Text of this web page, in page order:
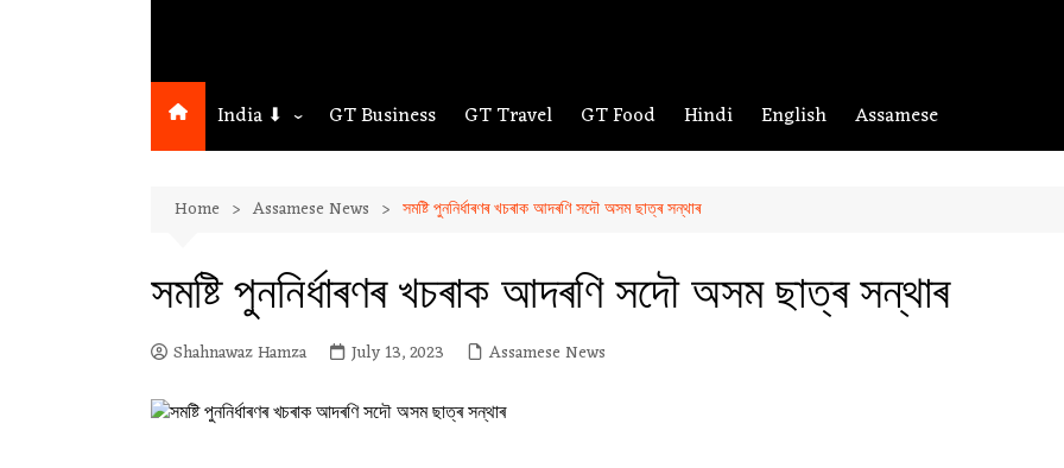
India ⬇
Guwahati
GT Business GT Travel GT Food Hindi English Assamese
Home Assamese News সমষ্টি পুননির্ধাৰণৰ খচৰাক আদৰণি সদৌ অসম ছাত্ৰ সন্থাৰ
সমষ্টি পুননির্ধাৰণৰ খচৰাক আদৰণি সদৌ অসম ছাত্ৰ সন্থাৰ
Shahnawaz Hamza July 13, 2023 Assamese News